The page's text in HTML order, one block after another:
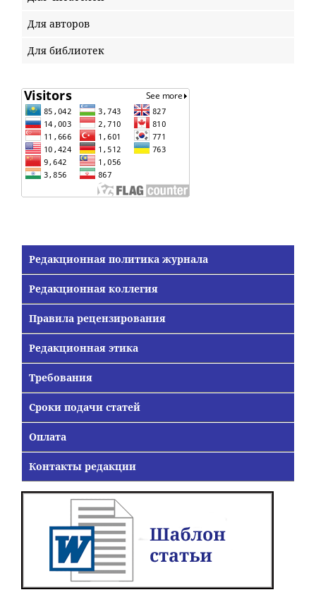
Для авторов
Для библиотек
Редакционная политика журнала
Редакционная коллегия
Правила рецензирования
Редакционная этика
Требования
Сроки подачи статей
Оплата
Контакты редакции